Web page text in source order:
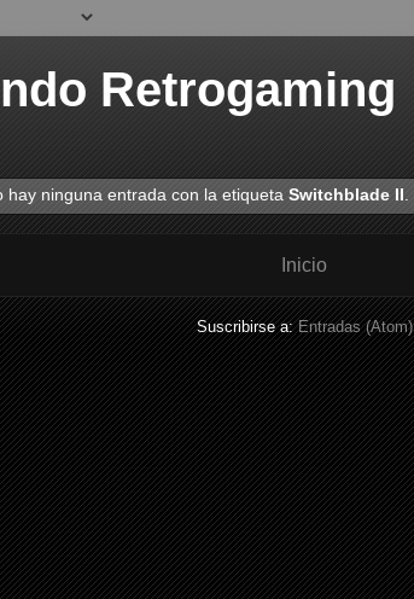
Retrogaming
hay ninguna entrada con la etiquetaSwitchblade II.
Inicio
Suscribirse a:Entradas (Atom)